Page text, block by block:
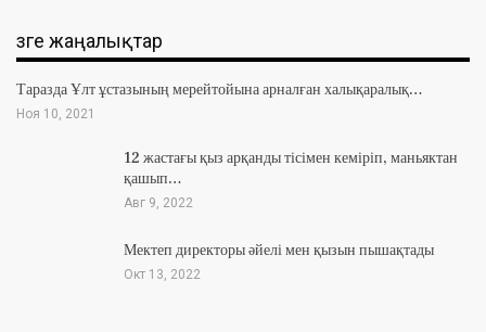
Өзге жаңалықтар
Таразда Ұлт ұстазының мерейтойына арналған халықаралық…
Ноя 10, 2021
12 жастағы қыз арқанды тісімен кеміріп, маньяктан
қашып…
Авг 9, 2022
Мектеп директоры әйелі мен қызын пышақтады
Окт 13, 2022